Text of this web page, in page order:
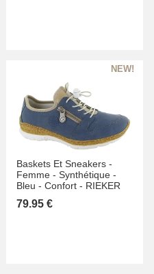
Baskets Et Sneakers -
Femme - Synthétique -
Bleu - Confort - RIEKER
79.95 €